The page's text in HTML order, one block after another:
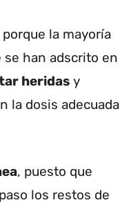
porque la mayoría
se han adscrito en
heridas y
la dosis adecuada
, puesto que
los restos de